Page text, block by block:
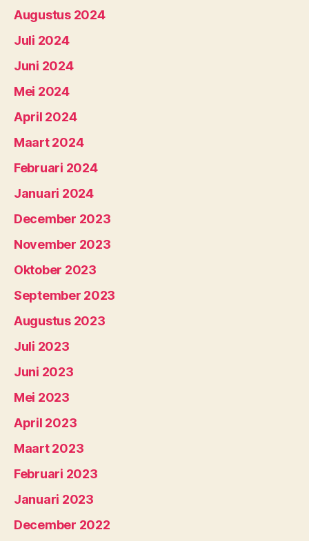
Augustus 2024
Juli 2024
Juni 2024
Mei 2024
April 2024
Maart 2024
Februari 2024
Januari 2024
December 2023
November 2023
Oktober 2023
September 2023
Augustus 2023
Juli 2023
Juni 2023
Mei 2023
April 2023
Maart 2023
Februari 2023
Januari 2023
December 2022